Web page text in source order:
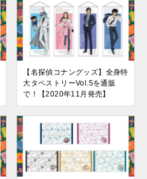
【名探偵コナングッズ】全身特
大タペストリーVol.5を通販
で！【2020年11月発売】